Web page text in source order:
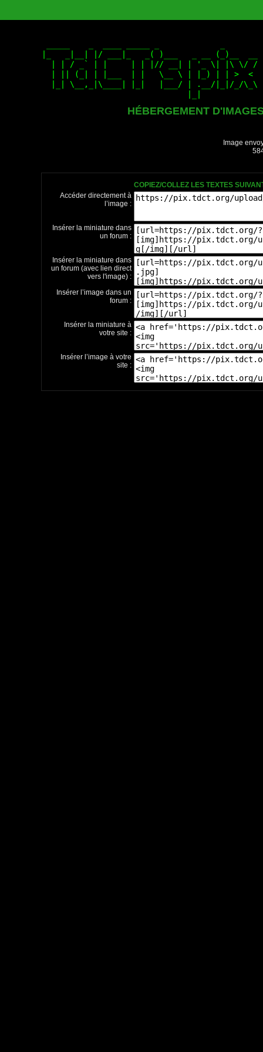
HÉBERGEMENT
Image
COPIEZ/COLLEZ LES TEXTES
Accéder directement à
l’image :
Insérer la miniature dans
un forum :
Insérer la miniature dans
un forum (avec lien direct
vers l'image) :
Insérer l’image dans un
forum :
Insérer la miniature à
votre site :
Insérer l’image à votre
site :